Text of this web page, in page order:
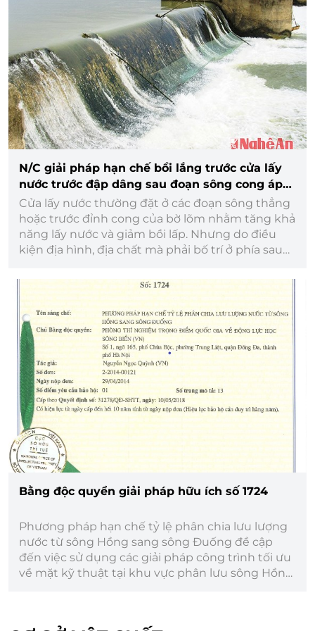
N/C giải pháp hạn chế bồi lắng trước cửa lấy
nước trước đập dâng sau đoạn sông cong áp
dụng cho đầu mối lấy nước của hệ thống thủy
lợi Bắc Nghệ An
Cửa lấy nước thường đặt ở các đoạn sông thẳng
hoặc trước đỉnh cong của bờ lõm nhằm tăng khả
năng lấy nước và giảm bồi lấp. Nhưng do điều
kiện địa hình, địa chất mà phải bố trí ở phía sau
Bằng độc quyển giải pháp hữu ích số 1724
Phương pháp hạn chế tỷ lệ phân chia lưu lượng
nước từ sông Hồng sang sông Đuống đề cập
đến việc sử dụng các giải pháp công trình tối ưu
về mặt kỹ thuật tại khu vực phân lưu sông Hồng,